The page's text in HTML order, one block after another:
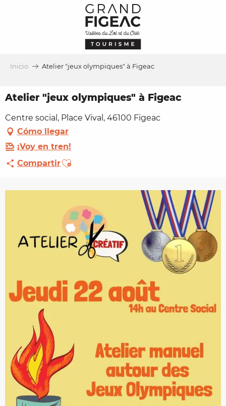
Inicio Atelier "jeux olympiques" à Figeac
Atelier "jeux olympiques" à Figeac
Centre social, Place Vival, 46100 Figeac
Cómo llegar
¡Voy en tren!
CompartirAjouter aux favoris